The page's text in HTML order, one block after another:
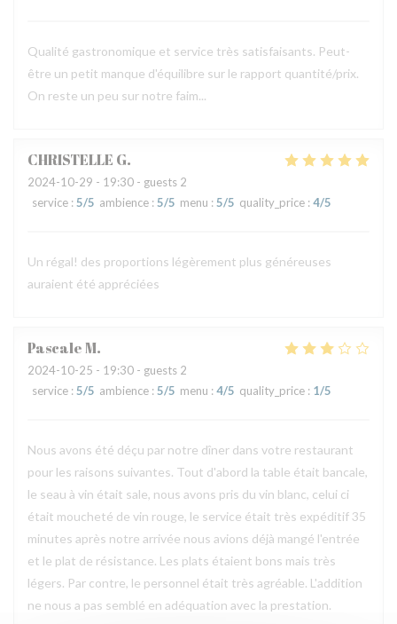
Qualité gastronomique et service très satisfaisants. Peut-
être un petit manque d'équilibre sur le rapport quantité/prix.
On reste un peu sur notre faim...
CHRISTELLE G
2024-10-29 - 19:30 - guests 2
service : 5/5 ambience : 5/5 menu : 5/5 quality_price : 4/5
Un régal! des proportions légèrement plus généreuses
auraient été appréciées
PascaleM
2024-10-25 - 19:30 - guests 2
service : 5/5 ambience : 5/5 menu : 4/5 quality_price : 1/5
Nous avons été déçu par notre dîner dans votre restaurant
pour les raisons suivantes. Tout d'abord la table était bancale,
le seau à vin était sale, nous avons pris du vin blanc, celui ci
était moucheté de vin rouge, le service était très expéditif 35
minutes après notre arrivée nous avions déjà mangé l'entrée
et le plat de résistance. Les plats étaient bons mais très
légers. Par contre, le personnel était très agréable. L'addition
ne nous a pas semblé en adéquation avec la prestation.